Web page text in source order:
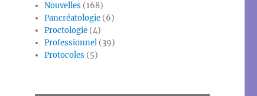
Nouvelles (168)
Pancréatologie (6)
Proctologie (4)
Professionnel (39)
Protocoles (5)